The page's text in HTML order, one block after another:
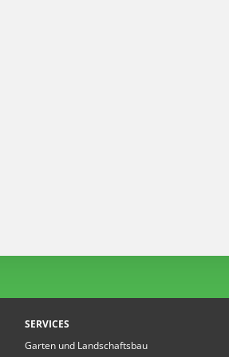
SERVICES
Garten und Landschaftsbau